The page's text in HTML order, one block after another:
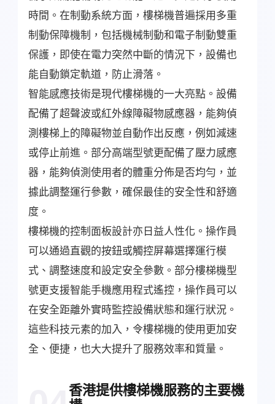
時間。在制動系統方面，樓梯機普遍採用多重
制動保障機制，包括機械制動和電子制動雙重
保護，即使在電力突然中斷的情況下，設備也
能自動鎖定軌道，防止滑落。
智能感應技術是現代樓梯機的一大亮點。設備
配備了超聲波或紅外線障礙物感應器，能夠偵
測樓梯上的障礙物並自動作出反應，例如減速
或停止前進。部分高端型號更配備了壓力感應
器，能夠偵測使用者的體重分佈是否均勻，並
據此調整運行參數，確保最佳的安全性和舒適
度。
樓梯機的控制面板設計亦日益人性化。操作員
可以通過直觀的按鈕或觸控屏幕選擇運行模
式、調整速度和設定安全參數。部分樓梯機型
號更支援智能手機應用程式遙控，操作員可以
在安全距離外實時監控設備狀態和運行狀況。
這些科技元素的加入，令樓梯機的使用更加安
全、便捷，也大大提升了服務效率和質量。
香港提供樓梯機服務的主要機